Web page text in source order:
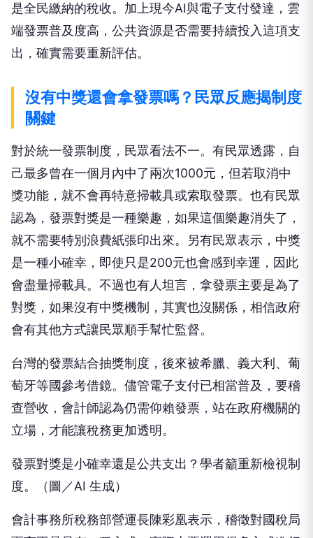
是全民繳納的稅收。加上現今AI與電子支付發達，雲
端發票普及度高，公共資源是否需要持續投入這項支
出，確實需要重新評估。
沒有中獎還會拿發票嗎？民眾反應揭制度
關鍵
對於統一發票制度，民眾看法不一。有民眾透露，自
己最多曾在一個月內中了兩次1000元，但若取消中
獎功能，就不會再特意掃載具或索取發票。也有民眾
認為，發票對獎是一種樂趣，如果這個樂趣消失了，
就不需要特別浪費紙張印出來。另有民眾表示，中獎
是一種小確幸，即使只是200元也會感到幸運，因此
會盡量掃載具。不過也有人坦言，拿發票主要是為了
對獎，如果沒有中獎機制，其實也沒關係，相信政府
會有其他方式讓民眾順手幫忙監督。
台灣的發票結合抽獎制度，後來被希臘、義大利、葡
萄牙等國參考借鏡。儘管電子支付已相當普及，要稽
查營收，會計師認為仍需仰賴發票，站在政府機關的
立場，才能讓稅務更加透明。
發票對獎是小確幸還是公共支出？學者籲重新檢視制
度。（圖／AI 生成）
會計事務所稅務部營運長陳彩凰表示，稽徵對國稅局